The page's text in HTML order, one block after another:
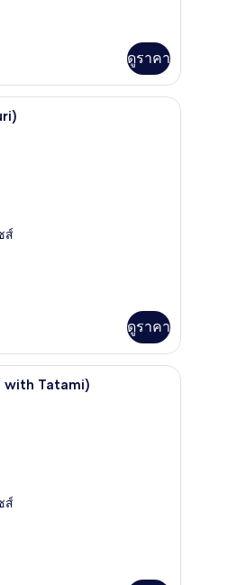
ดูราคา
สตูดิโอ, ปลอดบุหรี่ (Annupuri) | ตู้นิรภัยในห้อ
ส์
ดูราคา
ตู้นิรภัยในห้องพัก, เตารีด/โต๊ะรีดผ้า, Wi-Fi ฟรี
with Tatami)
ส์